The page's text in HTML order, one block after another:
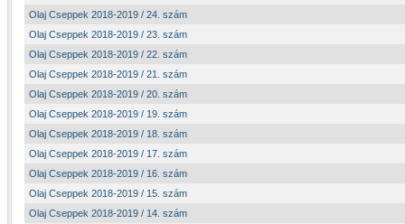
Olaj Cseppek 2018-2019 / 24. szám
Olaj Cseppek 2018-2019 / 23. szám
Olaj Cseppek 2018-2019 / 22. szám
Olaj Cseppek 2018-2019 / 21. szám
Olaj Cseppek 2018-2019 / 20. szám
Olaj Cseppek 2018-2019 / 19. szám
Olaj Cseppek 2018-2019 / 18. szám
Olaj Cseppek 2018-2019 / 17. szám
Olaj Cseppek 2018-2019 / 16. szám
Olaj Cseppek 2018-2019 / 15. szám
Olaj Cseppek 2018-2019 / 14. szám